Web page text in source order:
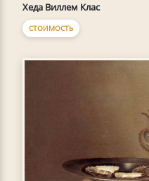
Хеда Виллем Клас
СТОИМОСТЬ